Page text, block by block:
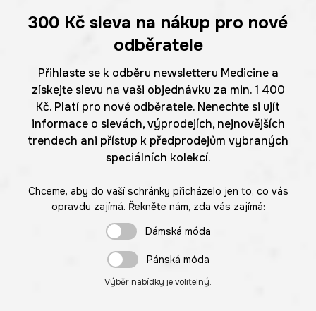
300 Kč sleva na nákup pro nové
odběratele
Přihlaste se k odběru newsletteru Medicine a
získejte slevu na vaši objednávku za min. 1 400
Kč. Platí pro nové odběratele. Nenechte si ujít
informace o slevách, výprodejích, nejnovějších
trendech ani přístup k předprodejům vybraných
speciálních kolekcí.
Chceme, aby do vaší schránky přicházelo jen to, co vás
opravdu zajímá. Řekněte nám, zda vás zajímá:
Dámská móda
Pánská móda
Výběr nabídky je volitelný.